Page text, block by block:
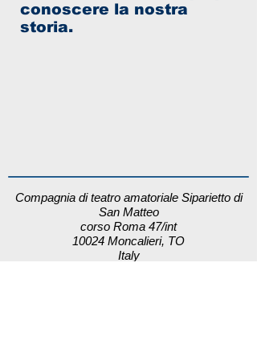
conoscere la nostra
storia.
Compagnia di teatro amatoriale Siparietto di
San Matteo
corso Roma 47/int
10024 Moncalieri, TO
Italy